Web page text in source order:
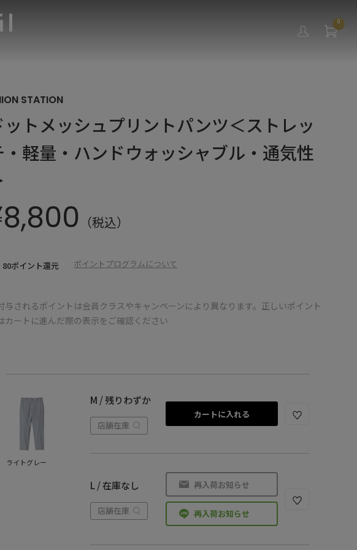
0
STATION
ットメッシュプリントパンツ＜ストレッ
・軽量・ハンドウォッシャブル・通気性
8,800 （税込）
80ポイント還元 ポイントプログラムについて
与されるポイントは会員クラスやキャンペーンにより異なります。正しいポイント
カートに進んだ際の表示をご確認ください
ライトグレー
M / 残りわずか
店舗在庫
カートに入れる
L / 在庫なし
店舗在庫
再入荷お知らせ
再入荷お知らせ